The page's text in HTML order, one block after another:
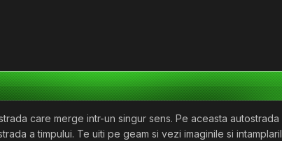
care merge intr-un singur sens. Pe aceasta
a timpului. Te uiti pe geam si vezi imaginile si